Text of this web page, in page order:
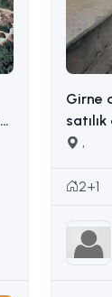
Girne
satılık daire
,
2+1